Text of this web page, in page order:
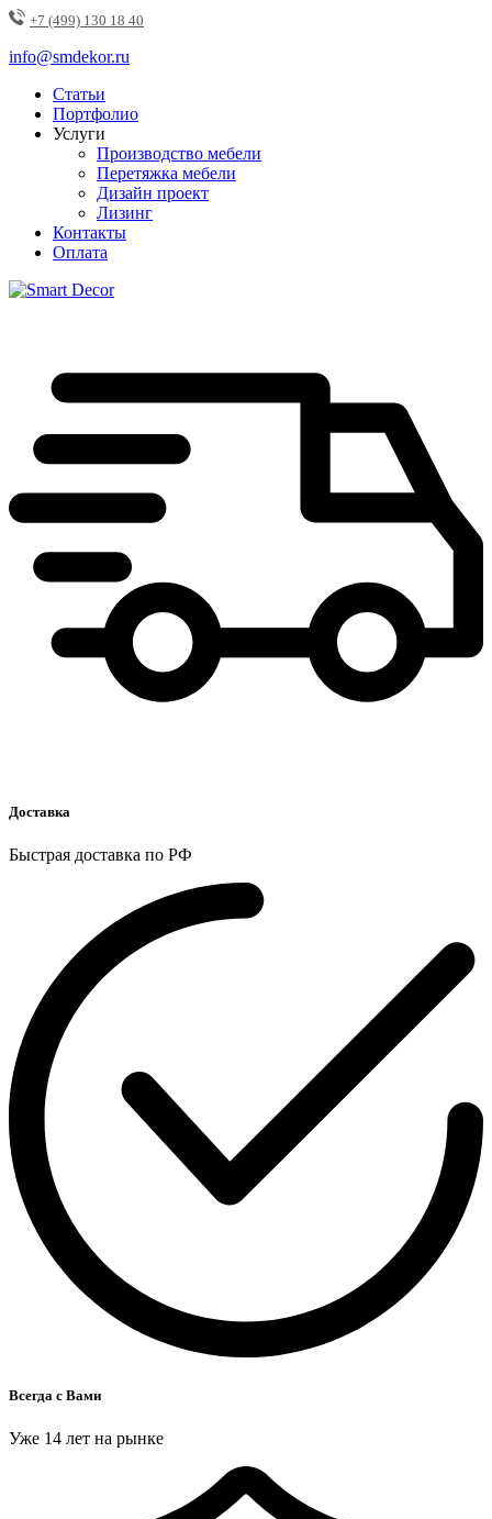
+7 (499) 130 18 40
info@smdekor.ru
Статьи
Портфолио
Услуги
Производство мебели
Перетяжка мебели
Дизайн проект
Лизинг
Контакты
Оплата
Доставка
Быстрая доставка по РФ
Всегда с Вами
Уже 14 лет на рынке